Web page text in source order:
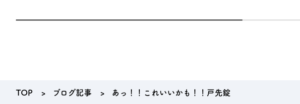
TOP ブログ記事 あっ！！これいいかも！！戸先錠